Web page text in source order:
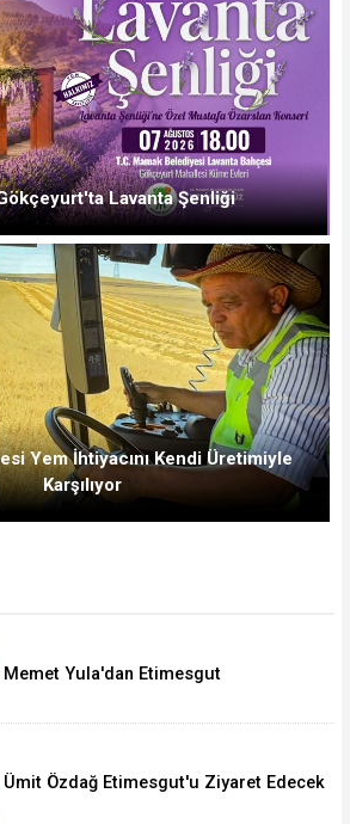
Lavanta Şenliği
Yem İhtiyacını Kendi Üretimiyle
Karşılıyor
Memet Yula'dan Etimesgut
Ümit Özdağ Etimesgut'u Ziyaret Edecek